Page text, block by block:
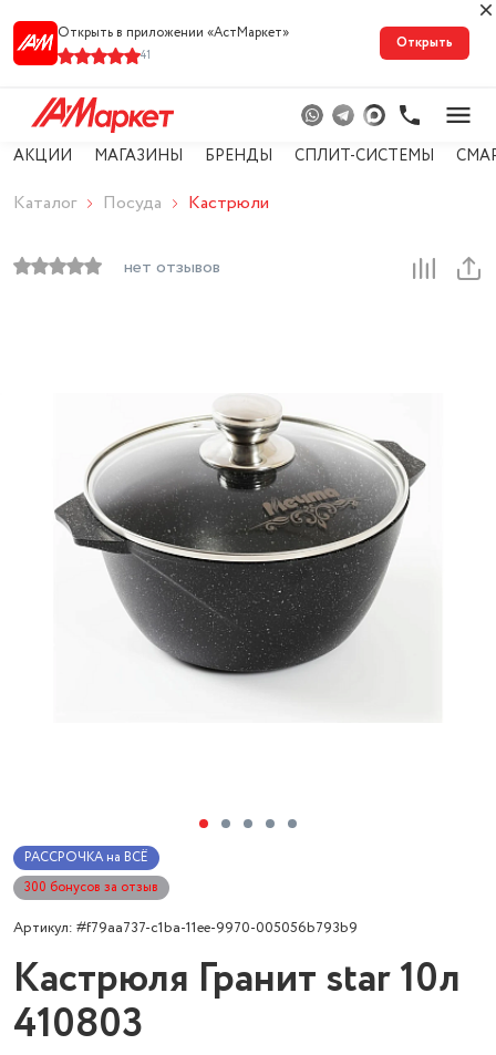
Открыть в приложении «АстМарке‪т‬»
41
Открыть
АКЦИИ МАГАЗИНЫ БРЕНДЫ СПЛИТ-СИСТЕМЫ
Каталог Посуда Кастрюли
нет отзывов
РАССРОЧКА на ВСЁ
300 бонусов за отзыв
Артикул: #f79aa737-c1ba-11ee-9970-005056b793b9
Кастрюля Гранит star 10л
410803